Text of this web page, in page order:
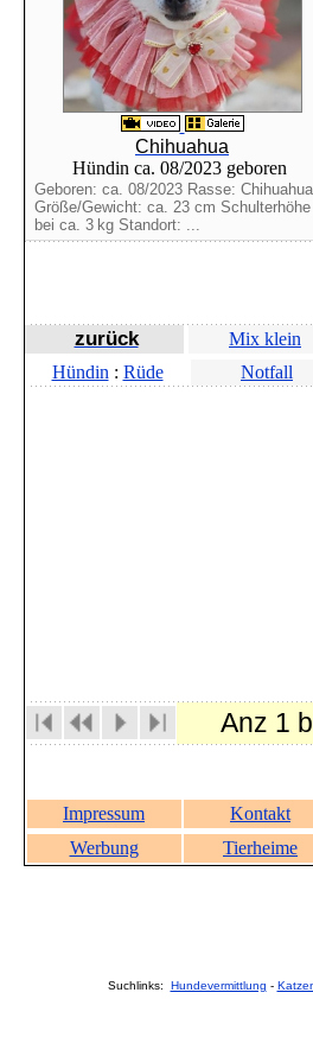
Chihuahua
Hündin ca. 08/2023 geboren
Geboren: ca. 08/2023 Rasse: Chihuahua
Größe/Gewicht: ca. 23 cm Schulterhöhe
bei ca. 3 kg Standort: ...
zurück Mix klein
Hündin : Rüde Notfall
Anz 1
Impressum Kontakt
Werbung
Tierheime
Suchlinks: Hundevermittlung -